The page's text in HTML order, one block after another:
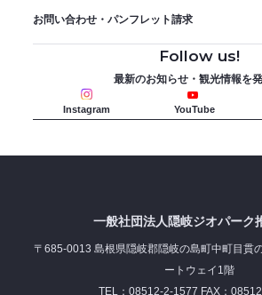
お問い合わせ・パンフレット請求
Follow us!
最新のお知らせ・観光情報を
Instagram YouTube
一般社団法人隠岐ジオパーク
〒685-0013 島根県隠岐郡隠岐の島町中町目貫
ートウェイ1階
TEL：08512-2-1577 FAX：